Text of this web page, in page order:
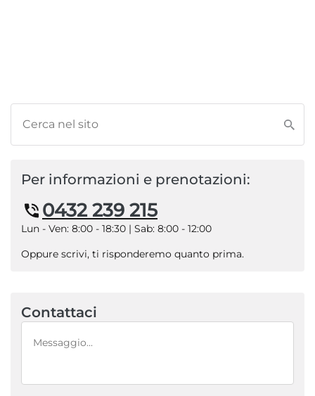
Per informazioni e prenotazioni:
0432 239 215
Lun - Ven: 8:00 - 18:30 | Sab: 8:00 - 12:00
Oppure scrivi, ti risponderemo quanto prima.
Contattaci